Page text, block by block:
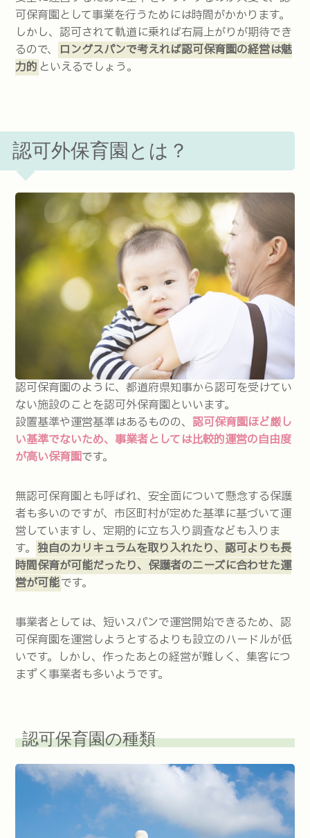
可保育園として事業を行うためには時間がかかります。
しかし、認可されて軌道に乗れば右肩上がりが期待でき
るので、
ロングスパンで考えれば認可保育園の経営は魅
力的 といえるでしょう。
認可外保育園とは？
認可保育園のように、都道府県知事から認可を受けてい
ない施設のことを認可外保育園といいます。
設置基準や運営基準はあるものの、 認可保育園ほど厳し
い基準でないため、事業者としては比較的運営の自由度
が高い保育園です。
無認可保育園とも呼ばれ、安全面について懸念する保護
者も多いのですが、市区町村が定めた基準に基づいて運
営していますし、定期的に立ち入り調査なども入りま
す。 独自のカリキュラムを取り入れたり、認可よりも長
時間保育が可能だったり、保護者のニーズに合わせた運
営が可能です。
事業者としては、短いスパンで運営開始できるため、認
可保育園を運営しようとするよりも設立のハードルが低
いです。しかし、作ったあとの経営が難しく、集客につ
まずく事業者も多いようです。
認可保育園の種類